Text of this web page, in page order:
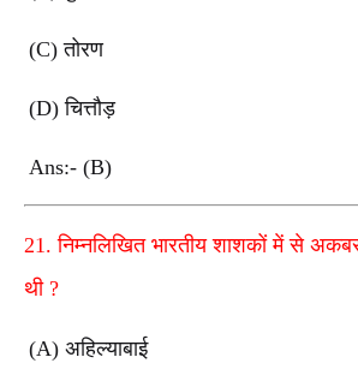
(C)तोरण
(D)चित्तौड़
Ans:- (B)
21.निम्नलिखित भारतीय शाशकों में से
थी ?
(A) अहिल्याबाई